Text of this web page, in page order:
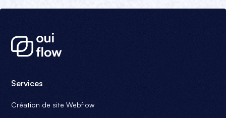
Services
Création de site Webflow